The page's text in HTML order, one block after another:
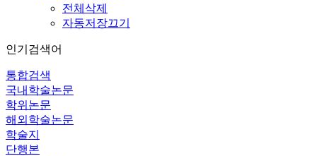
전체삭제
자동저장끄기
인기검색어
통합검색
국내학술논문
학위논문
해외학술논문
학술지
단행본